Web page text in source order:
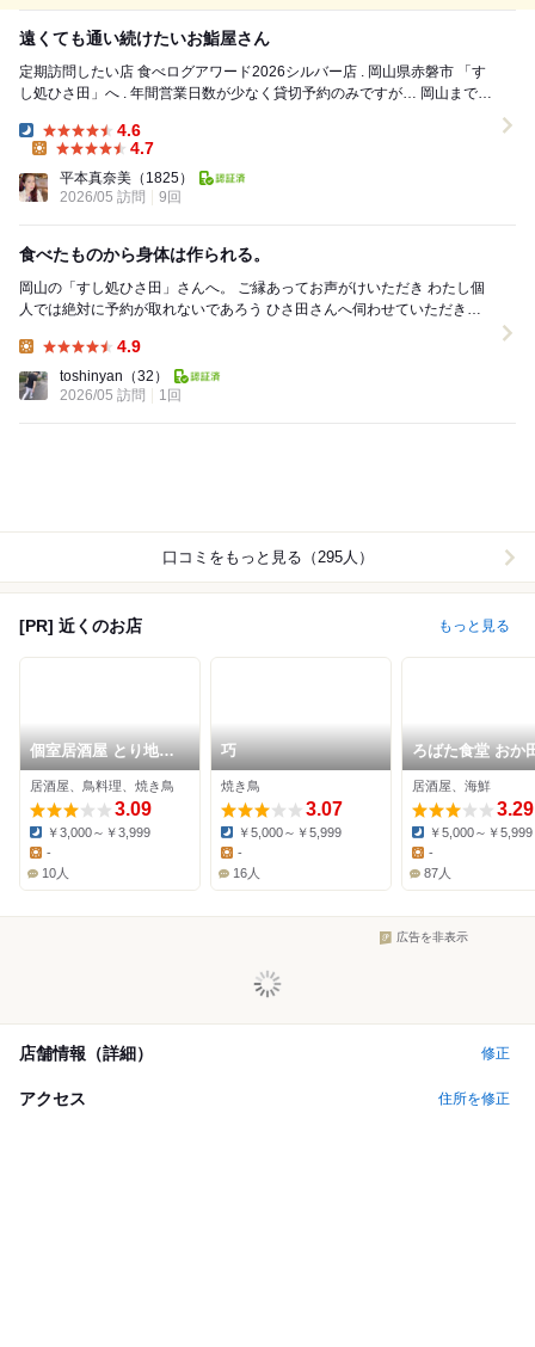
遠くても通い続けたいお鮨屋さん
定期訪問したい店 食べログアワード2026シルバー店 . 岡山県赤磐市 「す
し処ひさ田」へ . 年間営業日数が少なく貸切予約のみですが… 岡山まで食
Dinner:
4.6
4.7
平本真奈美 （1825）
2026/05 訪問
9回
食べたものから身体は作られる。
岡山の「すし処ひさ田」さんへ。 ご縁あってお声がけいただき わたし個
人では絶対に予約が取れないであろう ひさ田さんへ伺わせていただきま
4.9
toshinyan （32）
2026/05 訪問
1回
口コミをもっと見る（295人）
[PR] 近くのお店 もっと見る
個室居酒屋 とり地蔵
岡山柳町店
居酒屋、鳥料理、焼き鳥
3.09
Dinner:
￥3,000～￥3,999
-
10人
巧
焼き鳥
3.07
Dinner:
￥5,000～￥5,999
-
16人
ろばた食堂 おか
居酒屋、海鮮
3.29
Dinner:
￥5,000～￥5,999
-
87人
広告を非表示
店舗情報（詳細） 修正
アクセス 住所を修正